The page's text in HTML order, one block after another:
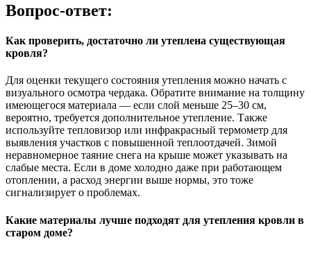
Вопрос-ответ:
Как проверить, достаточно ли утеплена существующая
кровля?
Для оценки текущего состояния утепления можно начать с
визуального осмотра чердака. Обратите внимание на толщину
имеющегося материала — если слой меньше 25–30 см,
вероятно, требуется дополнительное утепление. Также
используйте тепловизор или инфракрасный термометр для
выявления участков с повышенной теплоотдачей. Зимой
неравномерное таяние снега на крыше может указывать на
слабые места. Если в доме холодно даже при работающем
отоплении, а расход энергии выше нормы, это тоже
сигнализирует о проблемах.
Какие материалы лучше подходят для утепления кровли в
старом доме?